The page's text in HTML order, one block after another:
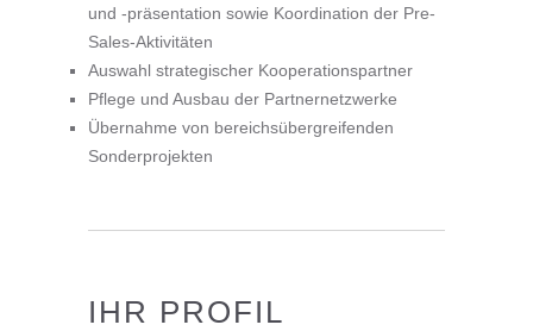
und -präsentation sowie Koordination der Pre-
Sales-Aktivitäten
Auswahl strategischer Kooperationspartner
Pflege und Ausbau der Partnernetzwerke
Übernahme von bereichsübergreifenden
Sonderprojekten
IHR PROFIL